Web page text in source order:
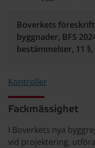
Boverkets
byggnader, BFS
bestämmelser, 11 §,
Kontroller
Fackmässighet
I Boverkets nya
vid projektering,